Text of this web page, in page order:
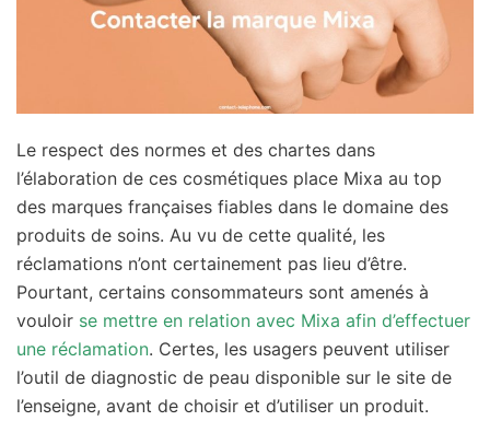
Le respect des normes et des chartes dans
l’élaboration de ces cosmétiques place Mixa au top
des marques françaises fiables dans le domaine des
produits de soins. Au vu de cette qualité, les
réclamations n’ont certainement pas lieu d’être.
Pourtant, certains consommateurs sont amenés à
vouloir se mettre en relation avec Mixa afin d’effectuer
une réclamation. Certes, les usagers peuvent utiliser
l’outil de diagnostic de peau disponible sur le site de
l’enseigne, avant de choisir et d’utiliser un produit.